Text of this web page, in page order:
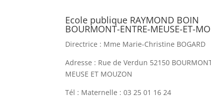
Ecole publique RAYMOND BOIN
BOURMONT-ENTRE-MEUSE-ET-
Directrice : Mme Marie-Christine BOGARD
Adresse : Rue de Verdun 52150
MEUSE ET MOUZON
Tél : Maternelle : 03 25 01 16 24